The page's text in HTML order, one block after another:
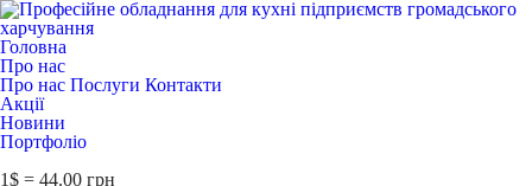
Головна
Про нас
Про нас Послуги Контакти
Акції
Новини
Портфоліо
1$ = 44.00 грн